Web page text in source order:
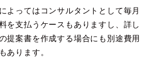
よってはコンサルタントとして毎月
を支払うケースもありますし、詳し
提案書を作成する場合にも別途費用
あります。